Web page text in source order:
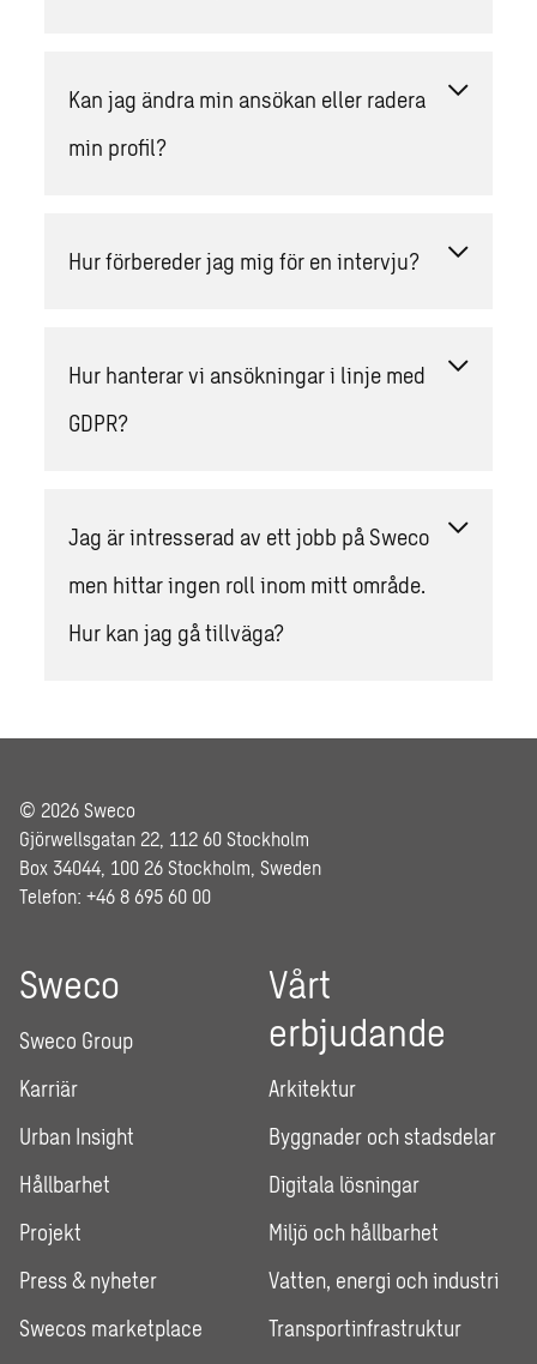
Kan jag ändra min ansökan eller radera
min profil?
Hur förbereder jag mig för en intervju?
Hur hanterar vi ansökningar i linje med
GDPR?
Jag är intresserad av ett jobb på Sweco
men hittar ingen roll inom mitt område.
Hur kan jag gå tillväga?
© 2026 Sweco
Gjörwellsgatan 22, 112 60 Stockholm
Box 34044, 100 26 Stockholm, Sweden
Telefon: +46 8 695 60 00
Sweco
Sweco Group
Karriär
Urban Insight
Hållbarhet
Projekt
Press & nyheter
Swecos marketplace
Vårt
erbjudande
Arkitektur
Byggnader och stadsdelar
Digitala lösningar
Miljö och hållbarhet
Vatten, energi och industri
Transportinfrastruktur